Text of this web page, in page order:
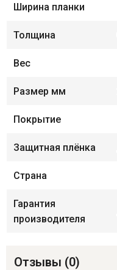
Ширина планки
Толщина
Вес
Размер мм
Покрытие
Защитная плёнка
Страна
Гарантия
производителя
Отзывы (0)